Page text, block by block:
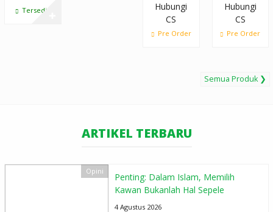
Gaib
Tersedia
Hubungi
CS
Pre Order
Hubungi
CS
Pre Order
Semua Produk ❯
ARTIKEL TERBARU
Opini
Penting: Dalam Islam, Memilih
Kawan Bukanlah Hal Sepele
4 Agustus 2026